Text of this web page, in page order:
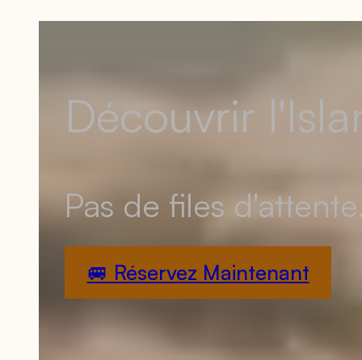
Découvrir
Pas de files
🚐 Réservez Maintenant